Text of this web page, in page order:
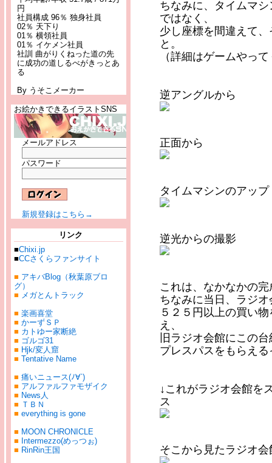
円
社員構成 96％ 独身社員
02％ 天下り
01％ 横領社員
01％ イケメン社員
社訓 曲がりくねった道の先
に成功の道しるべがきっとあ
る
By うそこメーカー
お絵かきできるイラストSNS
メールアドレス
パスワード
新規登録はこちら→
リンク
■Chixi.jp
■CCさくらファンサイト
■ アキバBlog（秋葉原ブロ
グ）
■ メガとんトラック
■ 楽画喜堂
■ かーずＳＰ
■ カトゆー家断絶
■ ゴルゴ31
■ Hjk/変人窟
■ Tentative Name
■ 痛いニュース(ﾉ∀`)
■ アルファルファモザイク
■ News人
■ ＴＢＮ
■ everything is gone
■ MOON CHRONICLE
■ Intermezzo(めっつぉ)
■ RinRin王国
ちなみに、タイムマ
ではなく、
少し座標を間違えて
と。
（詳細はゲームやっ
逆アングルから
正面から
タイムマシンのアップ
逆光からの撮影
これは、なかなかの
ちなみに当日、ラジ
５２５円以上の買い
え、
旧ラジオ会館にこの
プレスパスをもらえ
↓これがラジオ会館を
ス
そこから見たラジオ会